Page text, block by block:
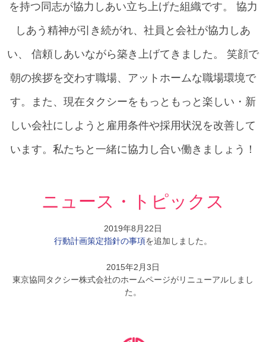
を持つ同志が協力しあい立ち上げた組織です。 協力
しあう精神が引き続がれ、社員と会社が協力しあ
い、 信頼しあいながら築き上げてきました。 笑顔で
朝の挨拶を交わす職場、アットホームな職場環境で
す。また、現在タクシーをもっともっと楽しい・新
しい会社にしようと雇用条件や採用状況を改善して
います。私たちと一緒に協力し合い働きましょう！
ニュース・トピックス
2019年8月22日
行動計画策定指針の事項を追加しました。
2015年2月3日
東京協同タクシー株式会社のホームページがリニューアルしまし
た。